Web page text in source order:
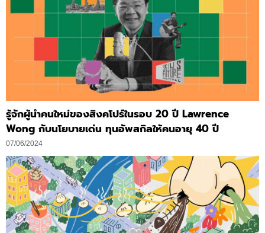
รู้จักผู้นำคนใหม่ของสิงคโปร์ในรอบ 20 ปี Lawrence
Wong กับนโยบายเด่น ทุนอัพสกิลให้คนอายุ 40 ปี
07/06/2024